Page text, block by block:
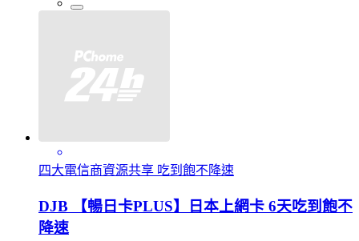
四大電信商資源共享 吃到飽不降速
DJB 【暢日卡PLUS】日本上網卡 6天吃到飽不
降速